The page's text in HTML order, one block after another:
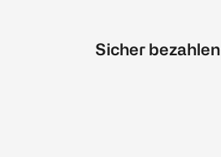
Sicher bezahlen